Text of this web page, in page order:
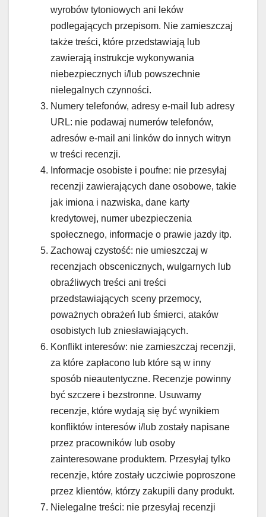
wyrobów tytoniowych ani leków
podlegających przepisom. Nie zamieszczaj
także treści, które przedstawiają lub
zawierają instrukcje wykonywania
niebezpiecznych i/lub powszechnie
nielegalnych czynności.
Numery telefonów, adresy e-mail lub adresy
URL: nie podawaj numerów telefonów,
adresów e-mail ani linków do innych witryn
w treści recenzji.
Informacje osobiste i poufne: nie przesyłaj
recenzji zawierających dane osobowe, takie
jak imiona i nazwiska, dane karty
kredytowej, numer ubezpieczenia
społecznego, informacje o prawie jazdy itp.
Zachowaj czystość: nie umieszczaj w
recenzjach obscenicznych, wulgarnych lub
obraźliwych treści ani treści
przedstawiających sceny przemocy,
poważnych obrażeń lub śmierci, ataków
osobistych lub zniesławiających.
Konflikt interesów: nie zamieszczaj recenzji,
za które zapłacono lub które są w inny
sposób nieautentyczne. Recenzje powinny
być szczere i bezstronne. Usuwamy
recenzje, które wydają się być wynikiem
konfliktów interesów i/lub zostały napisane
przez pracowników lub osoby
zainteresowane produktem. Przesyłaj tylko
recenzje, które zostały uczciwie poproszone
przez klientów, którzy zakupili dany produkt.
Nielegalne treści: nie przesyłaj recenzji